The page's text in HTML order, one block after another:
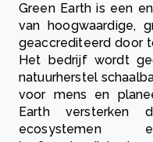
Green Earth is een
van hoogwaardige,
geaccrediteerd door
Het bedrijf wordt
natuurherstel
voor mens en
Earth versterken